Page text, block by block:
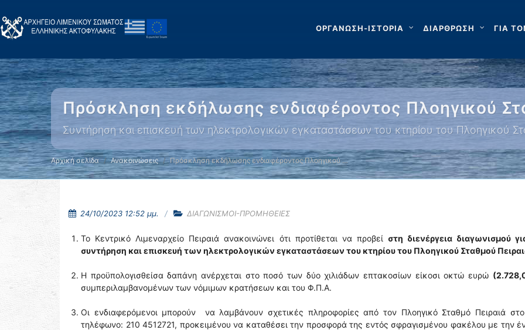
ΟΡΓΑΝΩΣΗ-ΙΣΤΟΡΙΑ ΔΙΑΡΘΡΩΣΗ ΓΙΑ
Πρόσκληση εκδήλωσης ενδιαφέροντος Πλοηγικού
Συντήρηση και επισκευή των ηλεκτρολογικών εγκαταστάσεων του κτηρίου του Πλοηγικού
Αρχική σελίδα Ανακοινώσεις Πρόσκληση εκδήλωσης ενδιαφέροντος Πλοηγικού …
24/10/2023 12:52 μμ. ΔΙΑΓΩΝΙΣΜΟΙ-ΠΡΟΜΗΘΕΙΕΣ
Το Κεντρικό Λιμεναρχείο Πειραιά ανακοινώνει ότι προτίθεται να προβεί στη διενέργεια διαγωνισμού
συντήρηση και επισκευή των ηλεκτρολογικών εγκαταστάσεων του κτηρίου του Πλοηγικού Σταθμού
Η προϋπολογισθείσα δαπάνη ανέρχεται στο ποσό των δύο χιλιάδων επτακοσίων είκοσι οκτώ ευρώ
συμπεριλαμβανομένων των νόμιμων κρατήσεων και του Φ.Π.Α.
Οι ενδιαφερόμενοι μπορούν να λαμβάνουν σχετικές πληροφορίες από τον Πλοηγικό Σταθμό Πειραιά
τηλέφωνο: 210 4512721, προκειμένου να καταθέσει την προσφορά της εντός σφραγισμένου φακέλου με την